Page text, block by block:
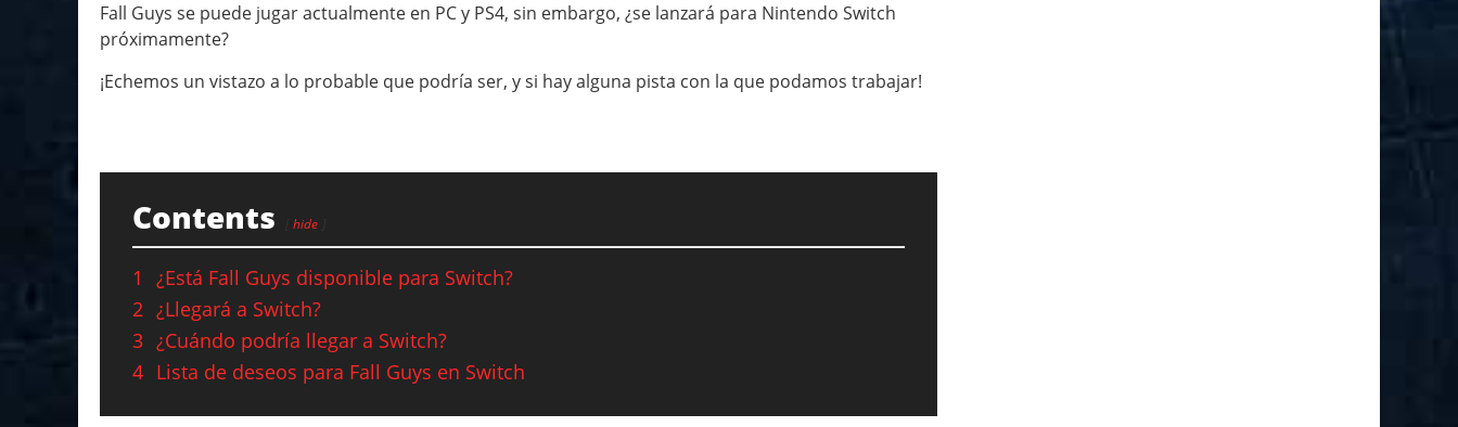
Fall Guys se puede jugar actualmente en PC y PS4, sin embargo, ¿se lanzará para Nintendo Switch
próximamente?
¡Echemos un vistazo a lo probable que podría ser, y si hay alguna pista con la que podamos trabajar!
Contents hide
1
¿Está Fall Guys disponible para Switch?
2 ¿Llegará a Switch?
3 ¿Cuándo podría llegar a Switch?
4 Lista de deseos para Fall Guys en Switch